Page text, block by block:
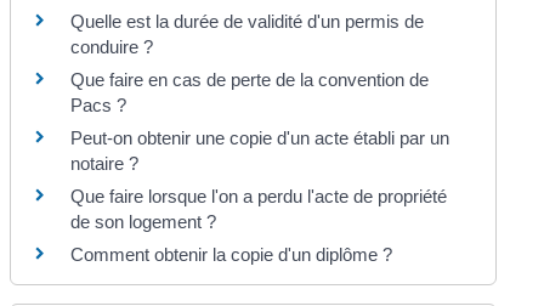
Quelle est la durée de validité d'un permis de
conduire ?
Que faire en cas de perte de la convention de
Pacs ?
Peut-on obtenir une copie d'un acte établi par un
notaire ?
Que faire lorsque l'on a perdu l'acte de propriété
de son logement ?
Comment obtenir la copie d'un diplôme ?